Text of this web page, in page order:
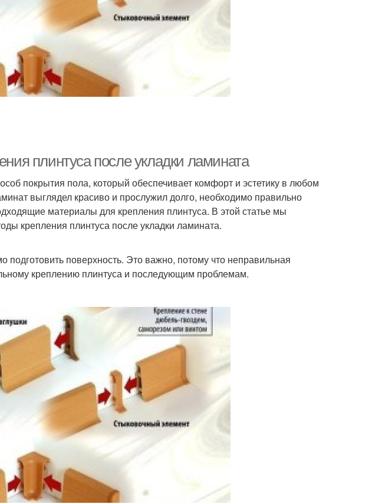
плинтуса после укладки ламината
покрытия пола, который обеспечивает комфорт и эстетику в любом
выглядел красиво и прослужил долго, необходимо правильно
материалы для крепления плинтуса. В этой статье мы
крепления плинтуса после укладки ламината.
подготовить поверхность. Это важно, потому что неправильная
креплению плинтуса и последующим проблемам.